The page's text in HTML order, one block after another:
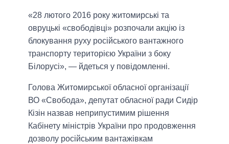
«28 лютого 2016 року житомирські та
овруцькі «свободівці» розпочали акцію із
блокування руху російського вантажного
транспорту територією України з боку
Білорусі», — йдеться у повідомленні.
Голова Житомирської обласної організації
ВО «Свобода», депутат обласної ради Сидір
Кізін назвав неприпустимим рішення
Кабінету міністрів України про продовження
дозволу російським вантажівкам